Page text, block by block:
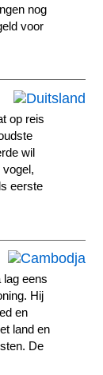
nog
voor
op reis
wil
vogel,
eerste
lag eens
Hij
en
land en
De